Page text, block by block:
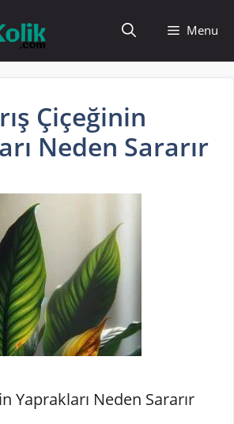
Menu
Çiçeğinin
Neden Sararır
Yaprakları Neden Sararır